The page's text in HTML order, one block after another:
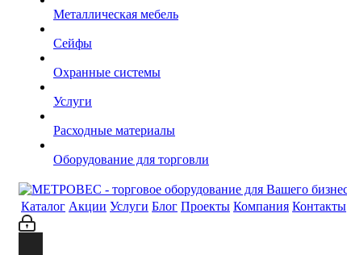
Металлическая мебель
Сейфы
Охранные системы
Услуги
Расходные материалы
Оборудование для торговли
Каталог Акции Услуги Блог Проекты Компания Контакты